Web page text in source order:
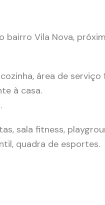
bairro Vila Nova,
área de
à casa.
sala fitness,
quadra de esportes.